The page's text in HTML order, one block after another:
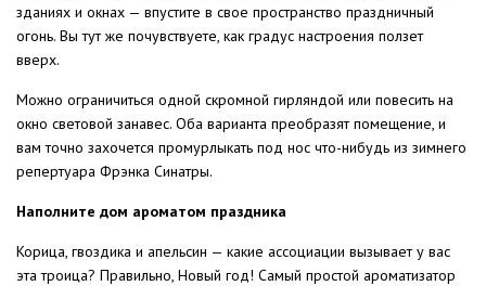
зданиях и окнах — впустите в свое пространство праздничный
огонь. Вы тут же почувствуете, как градус настроения ползет
вверх.
Можно ограничиться одной скромной гирляндой или повесить на
окно световой занавес. Оба варианта преобразят помещение, и
вам точно захочется промурлыкать под нос что-нибудь из зимнего
репертуара Фрэнка Синатры.
Наполните дом ароматом праздника
Корица, гвоздика и апельсин — какие ассоциации вызывает у вас
эта троица? Правильно, Новый год! Самый простой ароматизатор